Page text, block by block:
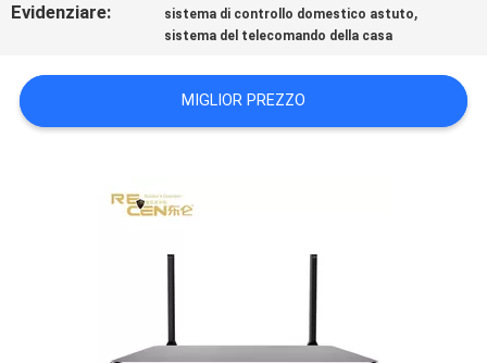
DEL
SITO
PRIVACY
Evidenziare: sistema di controllo domestico astuto,
sistema del telecomando della casa
MIGLIOR PREZZO